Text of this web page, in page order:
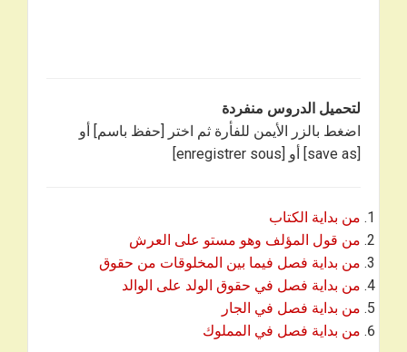
لتحميل الدروس منفردة
اضغط بالزر الأيمن للفأرة ثم اختر [حفظ باسم] أو
[save as] أو [enregistrer sous]
من بداية الكتاب
من قول المؤلف وهو مستو على العرش
من بداية فصل فيما بين المخلوقات من حقوق
من بداية فصل في حقوق الولد على الوالد
من بداية فصل في الجار
من بداية فصل في المملوك